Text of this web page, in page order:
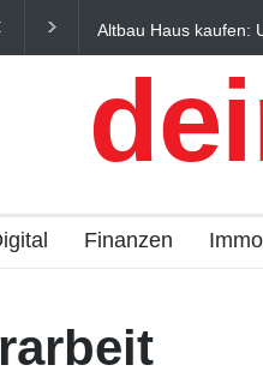
Altbau Haus kaufen:
und Österreich
Finanzen